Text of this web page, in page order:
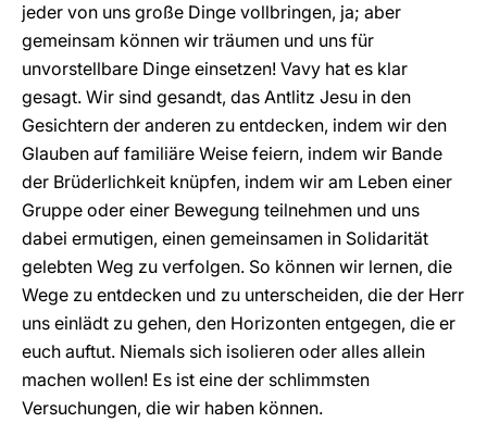
jeder von uns große Dinge vollbringen, ja; aber
gemeinsam können wir träumen und uns für
unvorstellbare Dinge einsetzen! Vavy hat es klar
gesagt. Wir sind gesandt, das Antlitz Jesu in den
Gesichtern der anderen zu entdecken, indem wir den
Glauben auf familiäre Weise feiern, indem wir Bande
der Brüderlichkeit knüpfen, indem wir am Leben einer
Gruppe oder einer Bewegung teilnehmen und uns
dabei ermutigen, einen gemeinsamen in Solidarität
gelebten Weg zu verfolgen. So können wir lernen, die
Wege zu entdecken und zu unterscheiden, die der Herr
uns einlädt zu gehen, den Horizonten entgegen, die er
euch auftut. Niemals sich isolieren oder alles allein
machen wollen! Es ist eine der schlimmsten
Versuchungen, die wir haben können.